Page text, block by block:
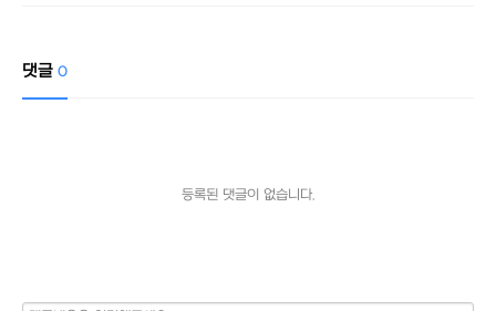
댓글 0
등록된 댓글이 없습니다.